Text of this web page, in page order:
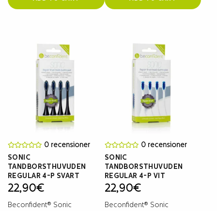
0 recensioner
SONIC
TANDBORSTHUVUDEN
REGULAR 4-P SVART
22,90€
Beconfident® Sonic
0 recensioner
SONIC
TANDBORSTHUVUDEN
REGULAR 4-P VIT
22,90€
Beconfident® Sonic